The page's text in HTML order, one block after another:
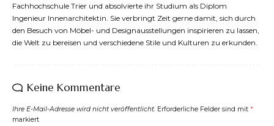
Fachhochschule Trier und absolvierte ihr Studium als Diplom
Ingenieur Innenarchitektin. Sie verbringt Zeit gerne damit, sich durch
den Besuch von Möbel- und Designausstellungen inspirieren zu lassen,
die Welt zu bereisen und verschiedene Stile und Kulturen zu erkunden.
Keine Kommentare
Ihre E-Mail-Adresse wird nicht veröffentlicht. Erforderliche Felder sind mit *
markiert